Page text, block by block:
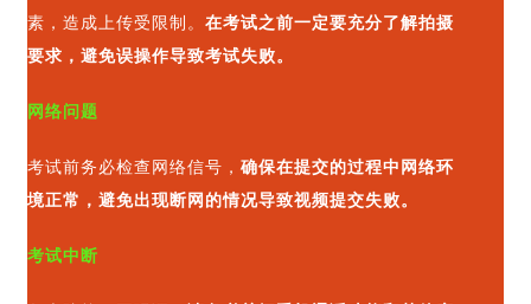
素，造成上传受限制。 在考试之前一定要充分了解拍摄
要求，避免误操作导致考试失败。
网络问题
考试前务必检查网络信号， 确保在提交的过程中网络环
境正常，避免出现断网的情况导致视频提交失败。
考试中断